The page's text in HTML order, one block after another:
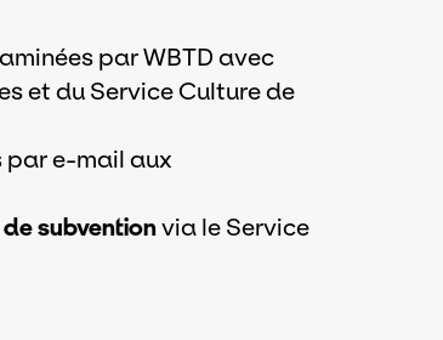
par WBTD avec
et du Service Culture de
par e-mail aux
subventionvia le Service